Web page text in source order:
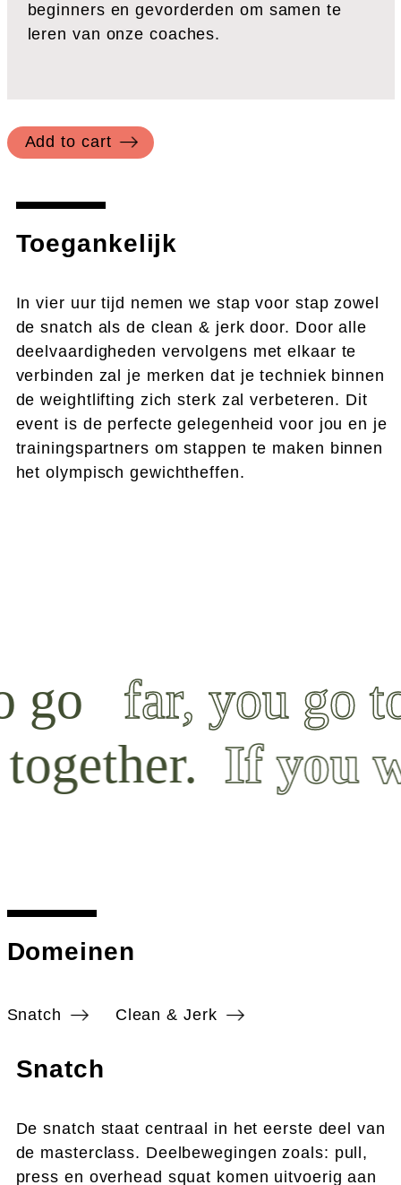
beginners en gevorderden om samen te
leren van onze coaches.
Add to cart
Toegankelijk
In vier uur tijd nemen we stap voor stap zowel
de snatch als de clean & jerk door. Door alle
deelvaardigheden vervolgens met elkaar te
verbinden zal je merken dat je techniek binnen
de weightlifting zich sterk zal verbeteren. Dit
event is de perfecte gelegenheid voor jou en je
trainingspartners om stappen te maken binnen
het olympisch gewichtheffen.
go
far, you go
If you
Domeinen
Snatch Clean & Jerk
Snatch
De snatch staat centraal in het eerste deel van
de masterclass. Deelbewegingen zoals: pull,
press en overhead squat komen uitvoerig aan